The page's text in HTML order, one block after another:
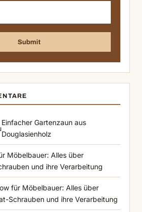
Einfacher Gartenzaun aus
Douglasienholz
Möbelbauer: Alles über
und ihre Verarbeitung
für Möbelbauer: Alles über
Schrauben und ihre Verarbeitung